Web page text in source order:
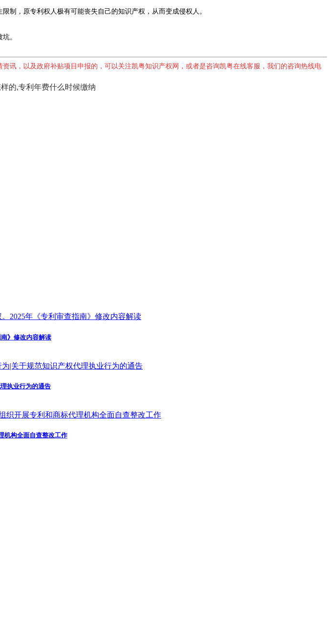
，原专利权人极有可能丧失自己的知识产权，从而变成侵权人。
。
讯，以及政府补贴项目申报的，可以关注凯粤知识产权网，或者是咨询凯粤在线客服，我们的咨询热线电
》修改内容解读
执业行为的通告
机构全面自查整改工作